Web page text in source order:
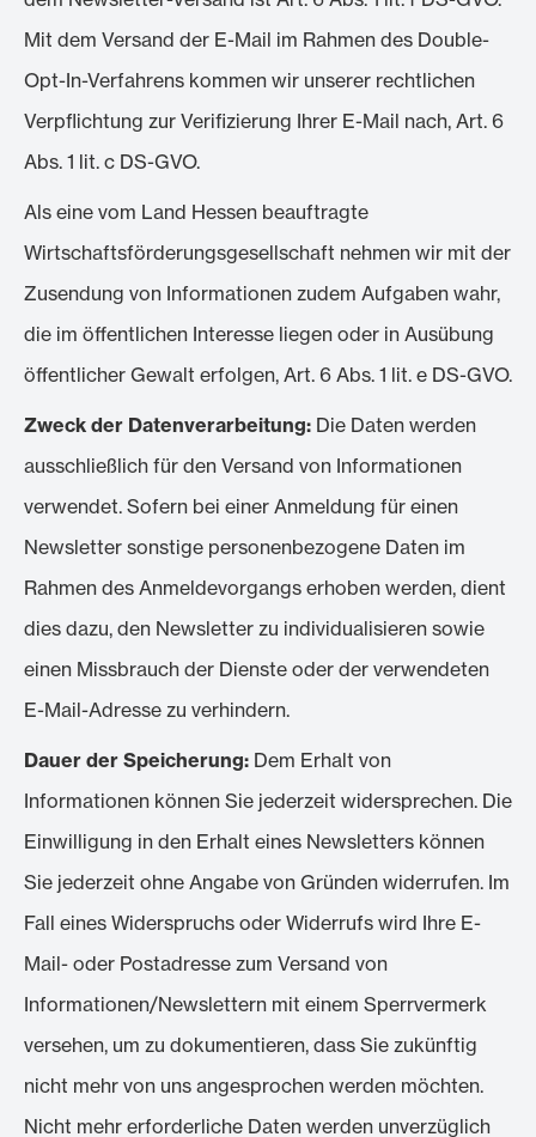
Mit dem Versand der E-Mail im Rahmen des Double-
Opt-In-Verfahrens kommen wir unserer rechtlichen
Verpflichtung zur Verifizierung Ihrer E-Mail nach, Art. 6
Abs. 1 lit. c DS-GVO.
Als eine vom Land Hessen beauftragte
Wirtschaftsförderungsgesellschaft nehmen wir mit der
Zusendung von Informationen zudem Aufgaben wahr,
die im öffentlichen Interesse liegen oder in Ausübung
öffentlicher Gewalt erfolgen, Art. 6 Abs. 1 lit. e DS-GVO.
Zweck der Datenverarbeitung: Die Daten werden
ausschließlich für den Versand von Informationen
verwendet. Sofern bei einer Anmeldung für einen
Newsletter sonstige personenbezogene Daten im
Rahmen des Anmeldevorgangs erhoben werden, dient
dies dazu, den Newsletter zu individualisieren sowie
einen Missbrauch der Dienste oder der verwendeten
E-Mail-Adresse zu verhindern.
Dauer der Speicherung: Dem Erhalt von
Informationen können Sie jederzeit widersprechen. Die
Einwilligung in den Erhalt eines Newsletters können
Sie jederzeit ohne Angabe von Gründen widerrufen. Im
Fall eines Widerspruchs oder Widerrufs wird Ihre E-
Mail- oder Postadresse zum Versand von
Informationen/Newslettern mit einem Sperrvermerk
versehen, um zu dokumentieren, dass Sie zukünftig
nicht mehr von uns angesprochen werden möchten.
Nicht mehr erforderliche Daten werden unverzüglich